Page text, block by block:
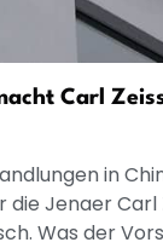
Carl
in
die Jenaer Carl
Was der